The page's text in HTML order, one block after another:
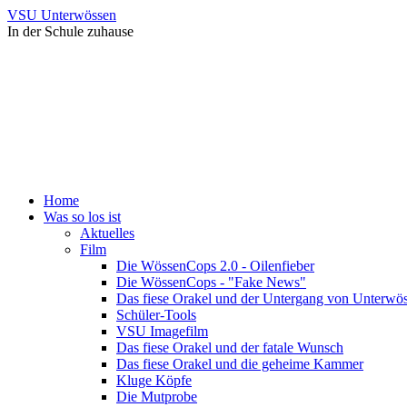
VSU Unterwössen
In der Schule zuhause
Home
Was so los ist
Aktuelles
Film
Die WössenCops 2.0 - Oilenfieber
Die WössenCops - "Fake News"
Das fiese Orakel und der Untergang von
Schüler-Tools
VSU Imagefilm
Das fiese Orakel und der fatale Wunsch
Das fiese Orakel und die geheime Kammer
Kluge Köpfe
Die Mutprobe